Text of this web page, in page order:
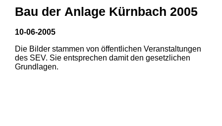
1 2
Bau der Anlage Kürnbach 2005
10-06-2005
Die Bilder stammen von öffentlichen Veranstaltungen
des SEV. Sie entsprechen damit den gesetzlichen
Grundlagen.